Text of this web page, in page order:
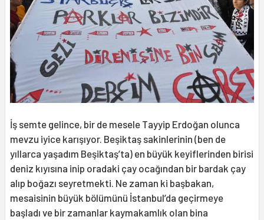
İş semte gelince, bir de mesele Tayyip Erdoğan olunca
mevzu iyice karışıyor. Beşiktaş sakinlerinin (ben de
yıllarca yaşadım Beşiktaş’ta) en büyük keyiflerinden birisi
deniz kıyısına inip oradaki çay ocağından bir bardak çay
alıp boğazı seyretmekti. Ne zaman ki başbakan,
mesaisinin büyük bölümünü İstanbul’da geçirmeye
başladı ve bir zamanlar kaymakamlık olan bina